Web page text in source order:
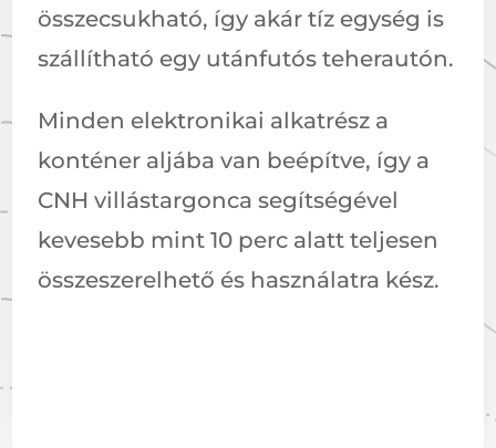
összecsukható, így akár tíz egység is
szállítható egy utánfutós teherautón.
Minden elektronikai alkatrész a
konténer aljába van beépítve, így a
CNH villástargonca segítségével
kevesebb mint 10 perc alatt teljesen
összeszerelhető és használatra kész.